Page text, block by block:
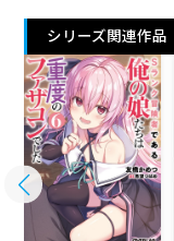
シリーズ関連作品